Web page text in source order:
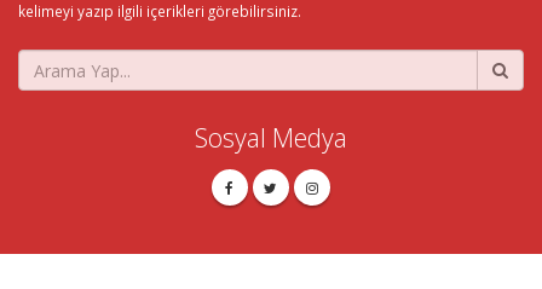
kelimeyi yazıp ilgili içerikleri görebilirsiniz.
Sosyal Medya